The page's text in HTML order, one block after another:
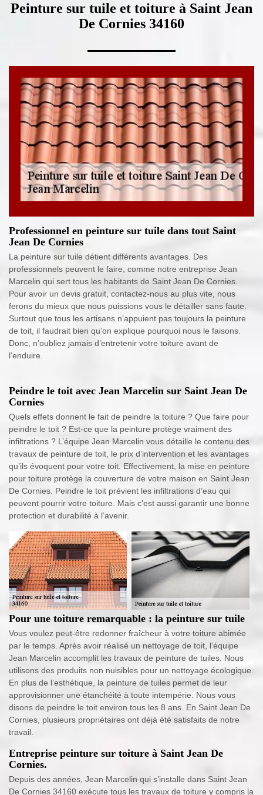
Peinture sur tuile et toiture à Saint Jean
De Cornies 34160
Professionnel en peinture sur tuile dans tout Saint
Jean De Cornies
La peinture sur tuile détient différents avantages. Des
professionnels peuvent le faire, comme notre entreprise Jean
Marcelin qui sert tous les habitants de Saint Jean De Cornies.
Pour avoir un devis gratuit, contactez-nous au plus vite, nous
ferons du mieux que nous puissions vous le détailler sans faute.
Surtout que tous les artisans n’appuient pas toujours la peinture
de toit, il faudrait bien qu’on explique pourquoi nous le faisons.
Donc, n’oubliez jamais d’entretenir votre toiture avant de
l’enduire.
Peindre le toit avec Jean Marcelin sur Saint Jean De
Cornies
Quels effets donnent le fait de peindre la toiture ? Que faire pour
peindre le toit ? Est-ce que la peinture protège vraiment des
infiltrations ? L’équipe Jean Marcelin vous détaille le contenu des
travaux de peinture de toit, le prix d’intervention et les avantages
qu’ils évoquent pour votre toit. Effectivement, la mise en peinture
pour toiture protège la couverture de votre maison en Saint Jean
De Cornies. Peindre le toit prévient les infiltrations d’eau qui
peuvent pourrir votre toiture. Mais c’est aussi garantir une bonne
protection et durabilité à l’avenir.
Pour une toiture remarquable : la peinture sur tuile
Vous voulez peut-être redonner fraîcheur à votre toiture abimée
par le temps. Après avoir réalisé un nettoyage de toit, l’équipe
Jean Marcelin accomplit les travaux de peinture de tuiles. Nous
utilisons des produits non nuisibles pour un nettoyage écologique.
En plus de l’esthétique, la peinture de tuiles permet de leur
approvisionner une étanchéité à toute intempérie. Nous vous
disons de peindre le toit environ tous les 8 ans. En Saint Jean De
Cornies, plusieurs propriétaires ont déjà été satisfaits de notre
travail.
Entreprise peinture sur toiture à Saint Jean De
Cornies.
Depuis des années, Jean Marcelin qui s’installe dans Saint Jean
De Cornies 34160 exécute tous les travaux de toiture y compris la